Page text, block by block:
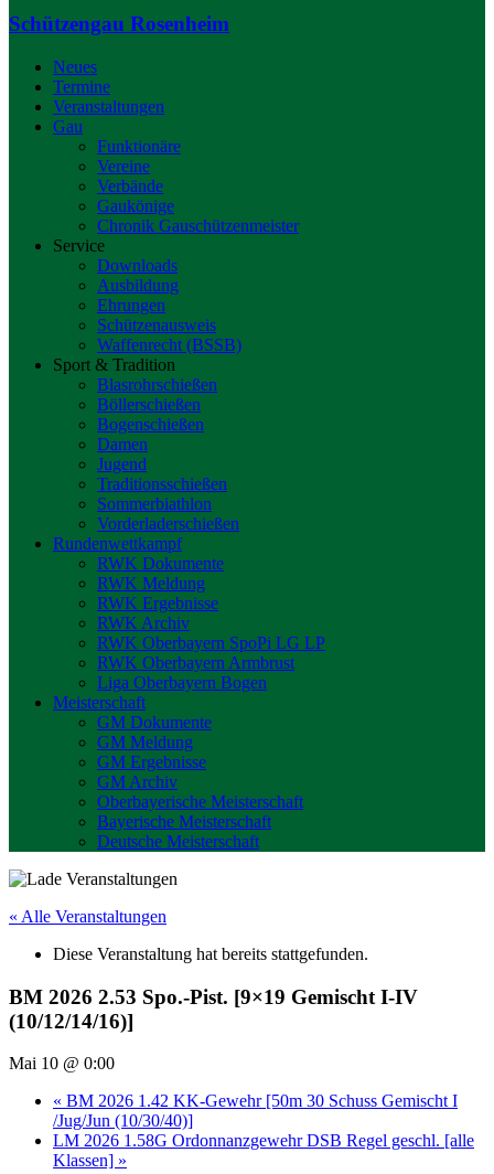
Schützengau Rosenheim
Neues
Termine
Veranstaltungen
Gau
Funktionäre
Vereine
Verbände
Gaukönige
Chronik Gauschützenmeister
Service
Downloads
Ausbildung
Ehrungen
Schützenausweis
Waffenrecht (BSSB)
Sport & Tradition
Blasrohrschießen
Böllerschießen
Bogenschießen
Damen
Jugend
Traditionsschießen
Sommerbiathlon
Vorderladerschießen
Rundenwettkampf
RWK Dokumente
RWK Meldung
RWK Ergebnisse
RWK Archiv
RWK Oberbayern SpoPi LG LP
RWK Oberbayern Armbrust
Liga Oberbayern Bogen
Meisterschaft
GM Dokumente
GM Meldung
GM Ergebnisse
GM Archiv
Oberbayerische Meisterschaft
Bayerische Meisterschaft
Deutsche Meisterschaft
« Alle Veranstaltungen
Diese Veranstaltung hat bereits stattgefunden.
BM 2026 2.53 Spo.-Pist. [9×19 Gemischt I-IV
(10/12/14/16)]
Mai 10 @ 0:00
« BM 2026 1.42 KK-Gewehr [50m 30 Schuss Gemischt I
/Jug/Jun (10/30/40)]
LM 2026 1.58G Ordonnanzgewehr DSB Regel geschl. [alle
Klassen] »